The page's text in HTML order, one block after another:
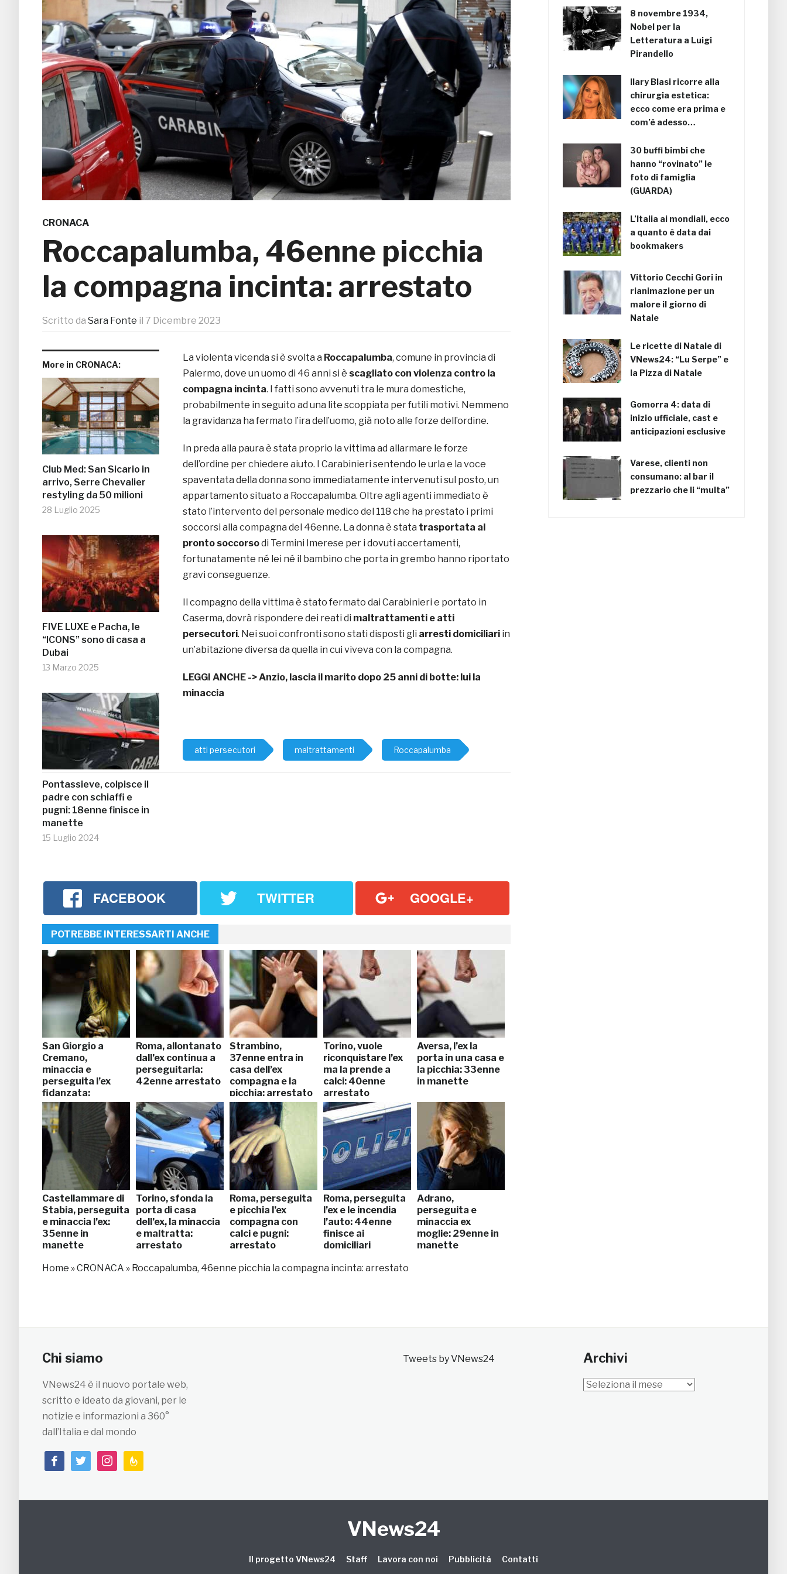
CRONACA
Roccapalumba, 46enne picchia
la compagna incinta: arrestato
Scritto da Sara Fonte il 7 Dicembre 2023
More in CRONACA:
Club Med: San Sicario in
arrivo, Serre Chevalier
restyling da 50 milioni
28 Luglio 2025
FIVE LUXE e Pacha, le
“ICONS” sono di casa a
Dubai
13 Marzo 2025
Pontassieve, colpisce il
padre con schiaffi e
pugni: 18enne finisce in
manette
15 Luglio 2024
La violenta vicenda si è svolta a Roccapalumba, comune in provincia di
Palermo, dove un uomo di 46 anni si è scagliato con violenza contro la
compagna incinta. I fatti sono avvenuti tra le mura domestiche,
probabilmente in seguito ad una lite scoppiata per futili motivi. Nemmeno
la gravidanza ha fermato l’ira dell’uomo, già noto alle forze dell’ordine.
In preda alla paura è stata proprio la vittima ad allarmare le forze
dell’ordine per chiedere aiuto. I Carabinieri sentendo le urla e la voce
spaventata della donna sono immediatamente intervenuti sul posto, un
appartamento situato a Roccapalumba. Oltre agli agenti immediato è
stato l’intervento del personale medico del 118 che ha prestato i primi
soccorsi alla compagna del 46enne. La donna è stata trasportata al
pronto soccorsodi Termini Imerese per i dovuti accertamenti,
fortunatamente né lei né il bambino che porta in grembo hanno riportato
gravi conseguenze.
Il compagno della vittima è stato fermato dai Carabinieri e portato in
Caserma, dovrà rispondere dei reati di maltrattamenti e atti
persecutori. Nei suoi confronti sono stati disposti gli arresti domiciliari in
un’abitazione diversa da quella in cui viveva con la compagna.
LEGGI ANCHE ->Anzio, lascia il marito dopo 25 anni di botte: lui la
minaccia
atti persecutori maltrattamenti Roccapalumba
FACEBOOK TWITTER GOOGLE+
POTREBBE INTERESSARTI ANCHE
San Giorgio a
Cremano,
minaccia e
perseguita l’ex
fidanzata:
arrestato
Roma, allontanato
dall’ex continua a
perseguitarla:
42enne arrestato
Strambino,
37enne entra in
casa dell’ex
compagna e la
picchia: arrestato
Torino, vuole
riconquistare l’ex
ma la prende a
calci: 40enne
arrestato
Aversa, l’ex la
porta in una casa e
la picchia: 33enne
in manette
Castellammare di
Stabia, perseguita
e minaccia l’ex:
35enne in
manette
Torino, sfonda la
porta di casa
dell’ex, la minaccia
e maltratta:
arrestato
Roma, perseguita
e picchia l’ex
compagna con
calci e pugni:
arrestato
Roma, perseguita
l’ex e le incendia
l’auto: 44enne
finisce ai
domiciliari
Adrano,
perseguita e
minaccia ex
moglie: 29enne in
manette
Home »CRONACA » Roccapalumba, 46enne picchia la compagna incinta: arrestato
8 novembre 1934,
Nobel per la
Letteratura a Luigi
Pirandello
Ilary Blasi ricorre alla
chirurgia estetica:
ecco come era prima e
com’è adesso…
30 buffi bimbi che
hanno “rovinato” le
foto di famiglia
(GUARDA)
L’Italia ai mondiali, ecco
a quanto è data dai
bookmakers
Vittorio Cecchi Gori in
rianimazione per un
malore il giorno di
Natale
Le ricette di Natale di
VNews24: “Lu Serpe” e
la Pizza di Natale
Gomorra 4: data di
inizio ufficiale, cast e
anticipazioni esclusive
Varese, clienti non
consumano: al bar il
prezzario che li “multa”
Chi siamo
VNews24 è il nuovo portale web,
scritto e ideato da giovani, per le
notizie e informazioni a 360°
dall’Italia e dal mondo
facebooktwitterinstagramfeedburner
Tweets by VNews24 Archivi
Archivi
VNews24
Il progetto VNews24 Staff Lavora con noi Pubblicità Contatti